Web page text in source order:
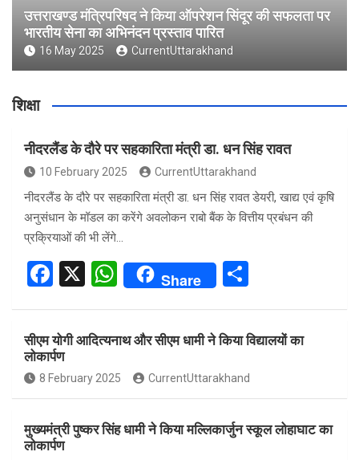
उत्तराखण्ड मंत्रिपरिषद ने किया ऑपरेशन सिंदूर की सफलता पर
भारतीय सेना का अभिनंदन प्रस्ताव पारित
16 May 2025 CurrentUttarakhand
शिक्षा
नीदरलैंड के दौरे पर सहकारिता मंत्री डा. धन सिंह रावत
10 February 2025 CurrentUttarakhand
नीदरलैंड के दौरे पर सहकारिता मंत्री डा. धन सिंह रावत डेयरी, खाद्य एवं कृषि
अनुसंधान के मॉडल का करेंगे अवलोकन राबो बैंक के वित्तीय प्रबंधन की
प्रक्रियाओं की भी लेंगे…
F
ce
b
o
o
k
X
W
s
A
p
p
Share
ar
e
सीएम योगी आदित्यनाथ और सीएम धामी ने किया विद्यालयों का
लोकार्पण
8 February 2025 CurrentUttarakhand
मुख्यमंत्री पुष्कर सिंह धामी ने किया मल्लिकार्जुन स्कूल लोहाघाट का
लोकार्पण